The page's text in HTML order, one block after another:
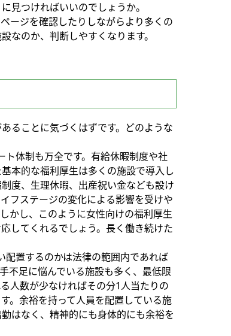
見つければいいのでしょうか。
ージを確認したりしながらより多くの
なのか、判断しやすくなります。
ることに気づくはずです。どのような
体制も万全です。有給休暇制度や社
本的な福利厚生は多くの施設で導入し
度、生理休暇、出産祝い金なども設け
フステージの変化による影響を受けや
かし、このように女性向けの福利厚生
してくれるでしょう。長く働き続けた
置するのかは法律の範囲内であれば
不足に悩んでいる施設も多く、最低限
人数が少なければその分1人当たりの
。余裕を持って人員を配置している施
はなく、精神的にも身体的にも余裕を